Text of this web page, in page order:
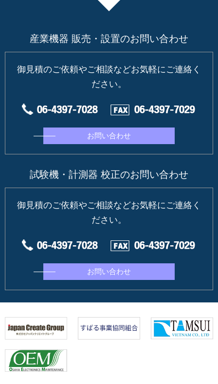
産業機器 販売・設置のお問い合わせ
御見積のご依頼やご相談などお気軽にご連絡く
ださい。
お問い合わせ
試験機・計測器 校正のお問い合わせ
御見積のご依頼やご相談などお気軽にご連絡く
ださい。
お問い合わせ